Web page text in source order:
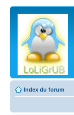
Index du forum